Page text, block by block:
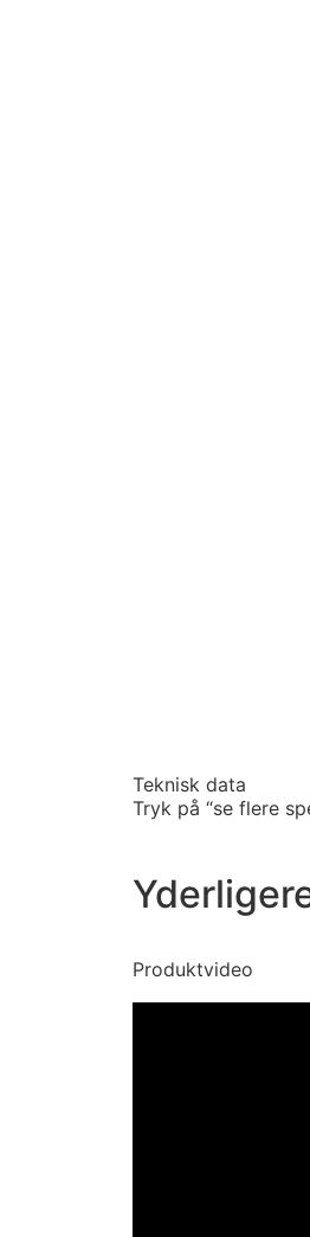
Teknisk data
Tryk på “se flere
Produktvideo